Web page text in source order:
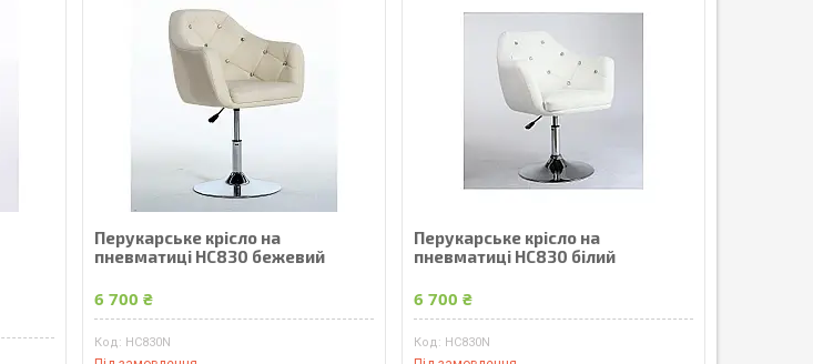
Перукарське крісло на
пневматиці HC830 бежевий
6 700 ₴
HC830N
Перукарське крісло на
пневматиці HC830 білий
6 700 ₴
HC830N